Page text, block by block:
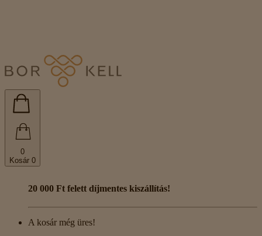
0
Kosár 0
20 000 Ft felett díjmentes kiszállítás!
A kosár még üres!